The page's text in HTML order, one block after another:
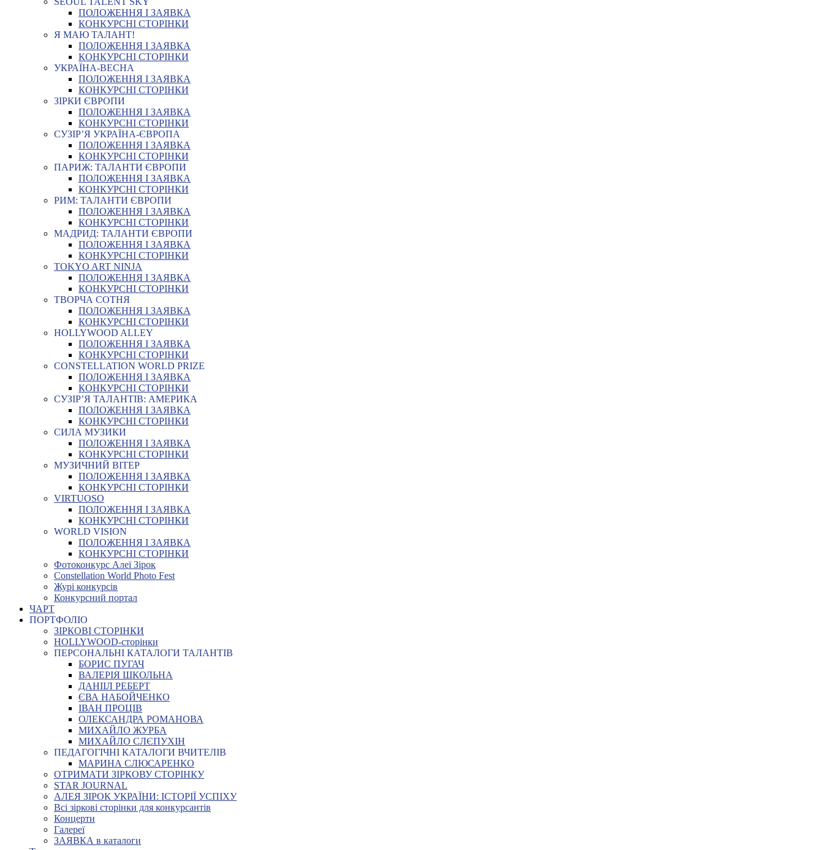
ПОЛОЖЕННЯ І ЗАЯВКА
КОНКУРСНІ СТОРІНКИ
Я МАЮ ТАЛАНТ!
ПОЛОЖЕННЯ І ЗАЯВКА
КОНКУРСНІ СТОРІНКИ
УКРАЇНА-ВЕСНА
ПОЛОЖЕННЯ І ЗАЯВКА
КОНКУРСНІ СТОРІНКИ
ЗІРКИ ЄВРОПИ
ПОЛОЖЕННЯ І ЗАЯВКА
КОНКУРСНІ СТОРІНКИ
СУЗІР’Я УКРАЇНА-ЄВРОПА
ПОЛОЖЕННЯ І ЗАЯВКА
КОНКУРСНІ СТОРІНКИ
ПАРИЖ: ТАЛАНТИ ЄВРОПИ
ПОЛОЖЕННЯ І ЗАЯВКА
КОНКУРСНІ СТОРІНКИ
РИМ: ТАЛАНТИ ЄВРОПИ
ПОЛОЖЕННЯ І ЗАЯВКА
КОНКУРСНІ СТОРІНКИ
МАДРИД: ТАЛАНТИ ЄВРОПИ
ПОЛОЖЕННЯ І ЗАЯВКА
КОНКУРСНІ СТОРІНКИ
TOKYO ART NINJA
ПОЛОЖЕННЯ І ЗАЯВКА
КОНКУРСНІ СТОРІНКИ
ТВОРЧА СОТНЯ
ПОЛОЖЕННЯ І ЗАЯВКА
КОНКУРСНІ СТОРІНКИ
HOLLYWOOD ALLEY
ПОЛОЖЕННЯ І ЗАЯВКА
КОНКУРСНІ СТОРІНКИ
CONSTELLATION WORLD PRIZE
ПОЛОЖЕННЯ І ЗАЯВКА
КОНКУРСНІ СТОРІНКИ
СУЗІР’Я ТАЛАНТІВ: АМЕРИКА
ПОЛОЖЕННЯ І ЗАЯВКА
КОНКУРСНІ СТОРІНКИ
СИЛА МУЗИКИ
ПОЛОЖЕННЯ І ЗАЯВКА
КОНКУРСНІ СТОРІНКИ
МУЗИЧНИЙ ВІТЕР
ПОЛОЖЕННЯ І ЗАЯВКА
КОНКУРСНІ СТОРІНКИ
VIRTUOSO
ПОЛОЖЕННЯ І ЗАЯВКА
КОНКУРСНІ СТОРІНКИ
WORLD VISION
ПОЛОЖЕННЯ І ЗАЯВКА
КОНКУРСНІ СТОРІНКИ
Фотоконкурс Алеї Зірок
Constellation World Photo Fest
Журі конкурсів
Конкурсний портал
ЧАРТ
ПОРТФОЛІО
ЗІРКОВІ СТОРІНКИ
HOLLYWOOD-сторінки
ПЕРСОНАЛЬНІ КАТАЛОГИ ТАЛАНТІВ
БОРИС ПУГАЧ
ВАЛЕРІЯ ШКОЛЬНА
ДАНІІЛ РЕБЕРТ
ЄВА НАБОЙЧЕНКО
ІВАН ПРОЦІВ
ОЛЕКСАНДРА РОМАНОВА
МИХАЙЛО ЖУРБА
МИХАЙЛО СЛЄПУХІН
ПЕДАГОГІЧНІ КАТАЛОГИ ВЧИТЕЛІВ
МАРИНА СЛЮСАРЕНКО
ОТРИМАТИ ЗІРКОВУ СТОРІНКУ
STAR JOURNAL
АЛЕЯ ЗІРОК УКРАЇНИ: ІСТОРІЇ УСПІХУ
Всі зіркові сторінки для конкурсантів
Концерти
Галереї
ЗАЯВКА в каталоги